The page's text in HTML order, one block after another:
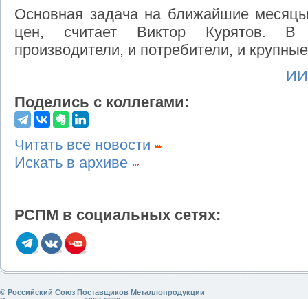
Основная задача на ближайшие
цен, считает Виктор Курятов. В
производители, и потребители, и
Поделись с коллегами:
Читать все новости
Искать в архиве
РСПМ в социальных сетях:
© Российский Союз Поставщиков Металлопродукции